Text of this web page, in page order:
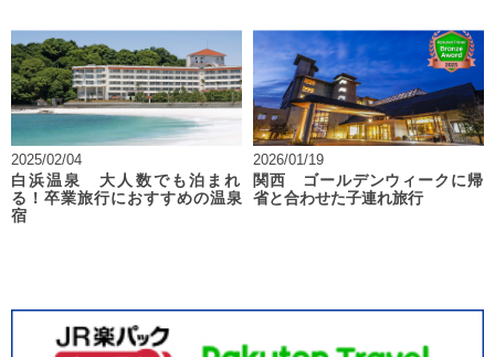
2025/02/04
白浜温泉 大人数でも泊まれ
る！卒業旅行におすすめの温泉
宿
2026/01/19
関西 ゴールデンウィークに帰
省と合わせた子連れ旅行